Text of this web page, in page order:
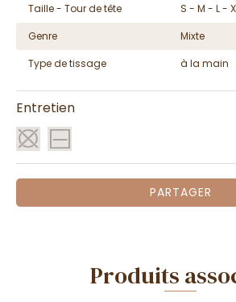
Taille - Tour de tête
S - M - L -
Genre
Mixte
Type de tissage
à la main
Entretien
PARTAGER
Produits